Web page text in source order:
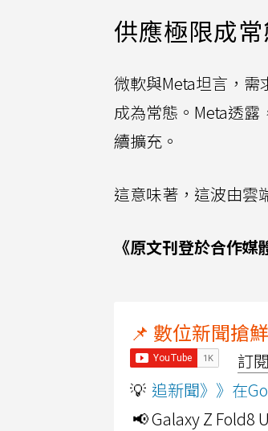
供應極限成
微軟與Meta坦言，需
成為常態。Meta透露
續擴充。
這意味著，這波由雲
《原文刊登於合作媒
📌 數位新聞搶
訂
💡 追新聞》》在
📢 Galaxy Z Fold8